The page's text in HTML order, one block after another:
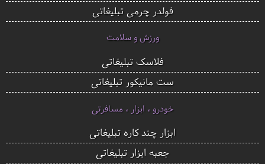
فولدر چرمی تبلیغاتی
ورزش و سلامت
فلاسک تبلیغاتی
ست مانیکور تبلیغاتی
خودرو ، ابزار ، مسافرتی
ابزار چند کاره تبلیغاتی
جعبه ابزار تبلیغاتی